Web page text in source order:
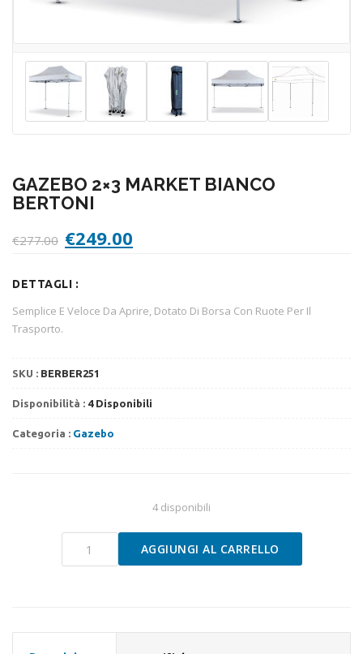
GAZEBO 2×3 MARKET BIANCO
BERTONI
€277.00 Il
prezzo
era:
€277.00.
€249.00
prezzo
€249.00.
DETTAGLI :
Semplice E Veloce Da Aprire, Dotato Di Borsa Con Ruote Per Il
Trasporto.
SKU : BERBER251
Disponibilità : 4 Disponibili
Categoria : Gazebo
4 disponibili
AGGIUNGI AL CARRELLO